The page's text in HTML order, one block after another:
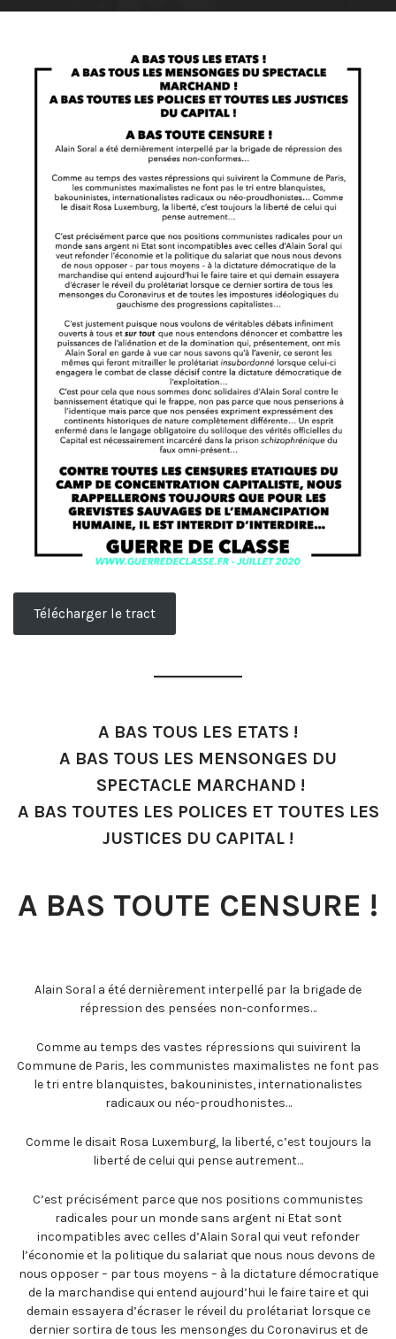
Télécharger le tract
A BAS TOUS LES ETATS !
A BAS TOUS LES MENSONGES DU
SPECTACLE MARCHAND !
A BAS TOUTES LES POLICES ET TOUTES LES
JUSTICES DU CAPITAL !
A BAS TOUTE CENSURE !
Alain Soral a été dernièrement interpellé par la brigade de
répression des pensées non-conformes…
Comme au temps des vastes répressions qui suivirent la
Commune de Paris, les communistes maximalistes ne font pas
le tri entre blanquistes, bakouninistes, internationalistes
radicaux ou néo-proudhonistes…
Comme le disait Rosa Luxemburg, la liberté, c’est toujours la
liberté de celui qui pense autrement…
C’est précisément parce que nos positions communistes
radicales pour un monde sans argent ni Etat sont
incompatibles avec celles d’Alain Soral qui veut refonder
l’économie et la politique du salariat que nous nous devons de
nous opposer – par tous moyens – à la dictature démocratique
de la marchandise qui entend aujourd’hui le faire taire et qui
demain essayera d’écraser le réveil du prolétariat lorsque ce
dernier sortira de tous les mensonges du Coronavirus et de